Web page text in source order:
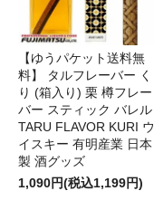
【ゆうパケット送料無
料】 タルフレーバー く
り (箱入り) 栗 樽フレー
バー スティック バレル
TARU FLAVOR KURI ウ
イスキー 有明産業 日本
製 酒グッズ
1,090円(税込1,199円)